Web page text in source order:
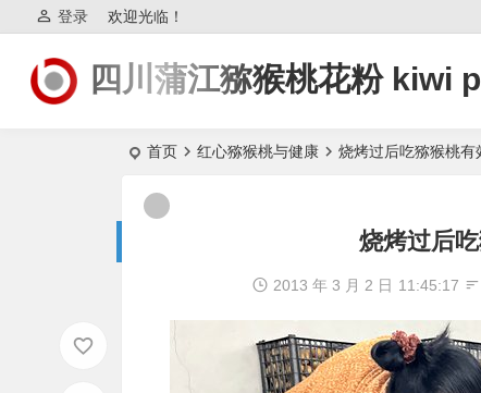
欢迎光临！
登录
四川蒲江猕猴桃花粉 kiwi
首页 红心猕猴桃与健康 烧烤过后吃猕猴桃有
烧烤过后
2013 年 3 月 2 日 11:45:17